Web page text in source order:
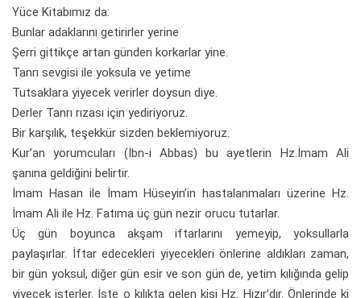
Yüce Kitabımız da:
Bunlar adaklarını getirirler yerine
Şerri gittikçe artan günden korkarlar yine.
Tanrı sevgisi ile yoksula ve yetime
Tutsaklara yiyecek verirler doysun diye.
Derler Tanrı rızası için yediriyoruz.
Bir karşılık, teşekkür sizden beklemiyoruz.
Kur’an yorumcuları (İbn-i Abbas) bu ayetlerin Hz.İmam Ali
şanına geldiğini belirtir.
İmam Hasan ile İmam Hüseyin’in hastalanmaları üzerine Hz.
İmam Ali ile Hz. Fatıma üç gün nezir orucu tutarlar.
Üç gün boyunca akşam iftarlarını yemeyip, yoksullarla
paylaşırlar. İftar edecekleri yiyecekleri önlerine aldıkları zaman,
bir gün yoksul, diğer gün esir ve son gün de, yetim kılığında gelip
yiyecek isterler. İşte o kılıkta gelen kişi Hz. Hızır’dır. Önlerinde ki